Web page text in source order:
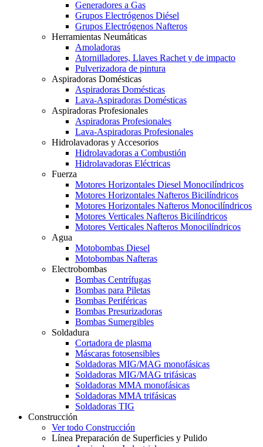
Generadores a Gas
Grupos Electrógenos Diésel
Grupos Electrógenos Nafteros
Herramientas Neumáticas
Amoladoras
Atornilladores, Llaves Rachet y de impacto
Pulverizadora de pintura
Aspiradoras Domésticas
Aspiradoras Domésticas
Lava-Aspiradoras Domésticas
Aspiradoras Profesionales
Aspiradoras Profesionales
Lava-Aspiradoras Profesionales
Hidrolavadoras y Accesorios
Hidrolavadoras a Combustión
Hidrolavadoras Eléctricas
Fuerza
Motores Horizontales Diesel Monocilíndricos
Motores Horizontales Nafteros Bicilíndricos
Motores Horizontales Nafteros Monocilíndricos
Motores Verticales Nafteros Bicilíndricos
Motores Verticales Nafteros Monocilíndricos
Agua
Motobombas Diesel
Motobombas Nafteras
Electrobombas
Bombas Centrífugas
Bombas para Piletas
Bombas Periféricas
Bombas Presurizadoras
Bombas Sumergibles
Soldadura
Cortadora de plasma
Máscaras fotosensibles
Soldadoras MIG/MAG monofásicas
Soldadoras MIG/MAG trifásicas
Soldadoras MMA monofásicas
Soldadoras MMA trifásicas
Soldadoras TIG
Construcción
Ver todo Construcción
Línea Preparación de Superficies y Pulido